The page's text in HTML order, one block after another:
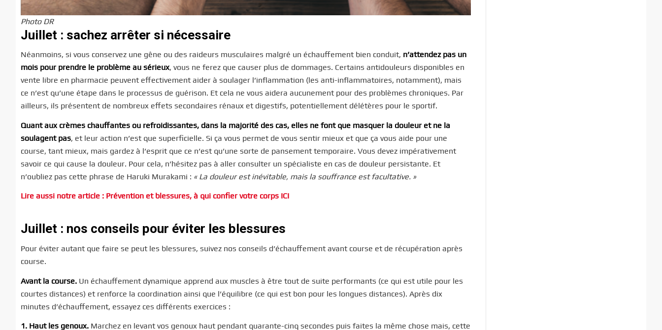
Photo DR
Juillet : sachez arrêter si nécessaire
Néanmoins, si vous conservez une gêne ou des raideurs musculaires malgré un échauffement bien conduit, n’attendez pas un
mois pour prendre le problème au sérieux, vous ne ferez que causer plus de dommages. Certains antidouleurs disponibles en
vente libre en pharmacie peuvent effectivement aider à soulager l’inflammation (les anti-inflammatoires, notamment), mais
ce n’est qu’une étape dans le processus de guérison. Et cela ne vous aidera aucunement pour des problèmes chroniques. Par
ailleurs, ils présentent de nombreux effets secondaires rénaux et digestifs, potentiellement délétères pour le sportif.
Quant aux crèmes chauffantes ou refroidissantes, dans la majorité des cas, elles ne font que masquer la douleur et ne la
soulagent pas, et leur action n’est que superficielle. Si ça vous permet de vous sentir mieux et que ça vous aide pour une
course, tant mieux, mais gardez à l’esprit que ce n’est qu’une sorte de pansement temporaire. Vous devez impérativement
savoir ce qui cause la douleur. Pour cela, n’hésitez pas à aller consulter un spécialiste en cas de douleur persistante. Et
n’oubliez pas cette phrase de Haruki Murakami : « La douleur est inévitable, mais la souffrance est facultative. »
Lire aussi notre article : Prévention et blessures, à qui confier votre corps ICI
Juillet : nos conseils pour éviter les blessures
Pour éviter autant que faire se peut les blessures, suivez nos conseils d’échauffement avant course et de récupération après
course.
Avant la course. Un échauffement dynamique apprend aux muscles à être tout de suite performants (ce qui est utile pour les
courtes distances) et renforce la coordination ainsi que l’équilibre (ce qui est bon pour les longues distances). Après dix
minutes d’échauffement, essayez ces différents exercices :
1. Haut les genoux. Marchez en levant vos genoux haut pendant quarante-cinq secondes puis faites la même chose mais, cette